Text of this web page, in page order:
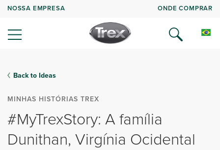
NOSSA EMPRESA ONDE COMPRAR
Back to Ideas
MINHAS HISTÓRIAS TREX
#MyTrexStory: A família
Dunithan, Virgínia Ocidental